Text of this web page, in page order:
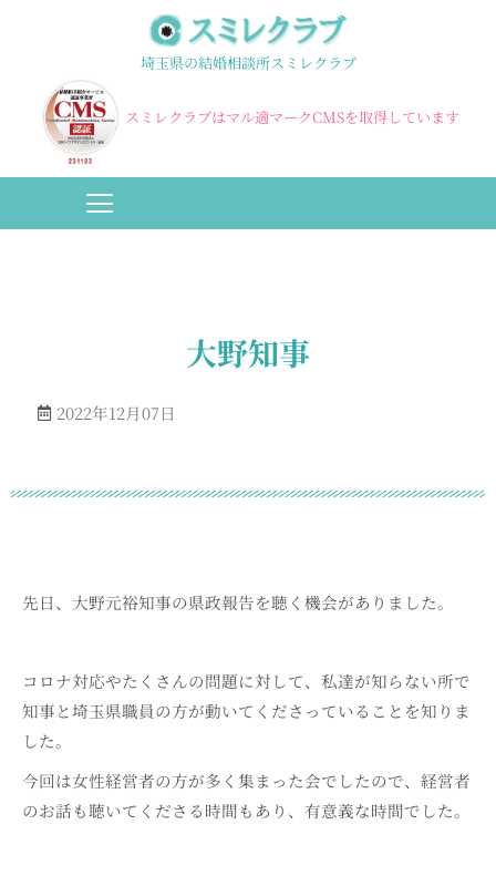
埼玉県の結婚相談所スミレクラブ
スミレクラブはマル適マークCMSを取得しています
大野知事
2022年12月07日
先日、大野元裕知事の県政報告を聴く機会がありました。
コロナ対応やたくさんの問題に対して、私達が知らない所で
知事と埼玉県職員の方が動いてくださっていることを知りま
した。
今回は女性経営者の方が多く集まった会でしたので、経営者
のお話も聴いてくださる時間もあり、有意義な時間でした。